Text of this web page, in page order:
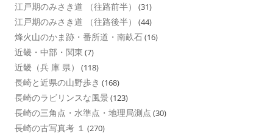
江戸期のみさき道 （往路前半） (31)
江戸期のみさき道 （往路後半） (44)
烽火山のかま跡・番所道・南畝石(16)
近畿・中部・関東 (7)
近畿（兵 庫 県） (118)
長崎と近県の山野歩き (168)
長崎のラビリンスな風景 (123)
長崎の三角点・水準点・地理局測点 (30)
長崎の古写真考 １ (270)